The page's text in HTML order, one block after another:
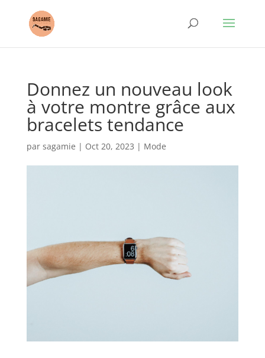
Donnez un nouveau look
à votre montre grâce aux
bracelets tendance
par sagamie | Oct 20, 2023 | Mode